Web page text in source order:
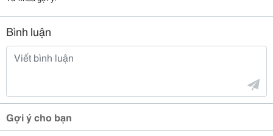
Bình luận
Gợi ý cho bạn